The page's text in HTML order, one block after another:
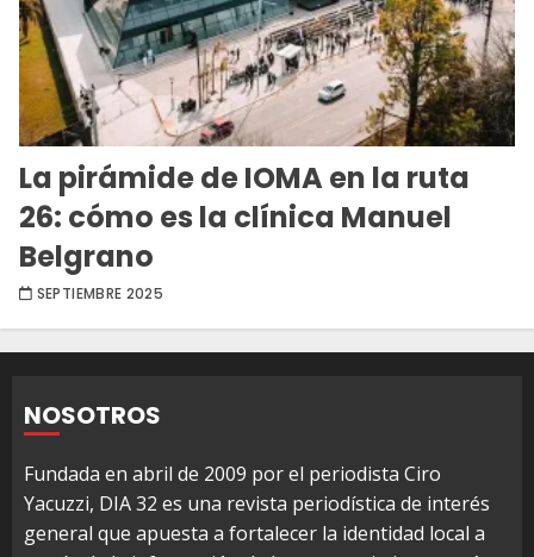
La pirámide de IOMA en la ruta
26: cómo es la clínica Manuel
Belgrano
SEPTIEMBRE 2025
NOSOTROS
Fundada en abril de 2009 por el periodista Ciro
Yacuzzi, DIA 32 es una revista periodística de interés
general que apuesta a fortalecer la identidad local a